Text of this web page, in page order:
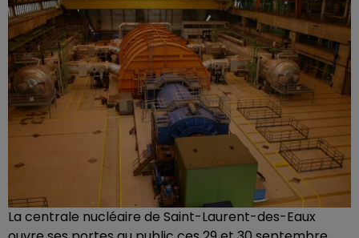
La centrale nucléaire de Saint-Laurent-des-Eaux